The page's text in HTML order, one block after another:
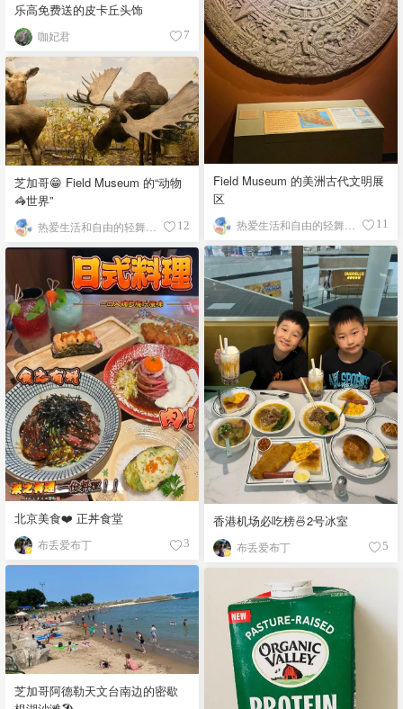
乐高免费送的皮卡丘头饰
咖妃君 7
Field Museum 的美洲古代文明展
区
11
芝加哥😁 Field Museum 的“动物
🦓世界”
12
香港机场必吃榜🍜2号冰室
布丢爱布丁 5
北京美食❤️ 正丼食堂
布丢爱布丁 3
芝加哥阿德勒天文台南边的密歇